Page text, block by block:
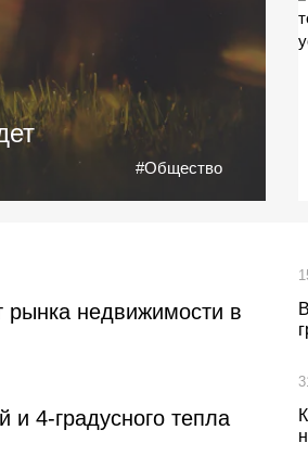
#Общество
рынка недвижимости в
и 4-градусного тепла